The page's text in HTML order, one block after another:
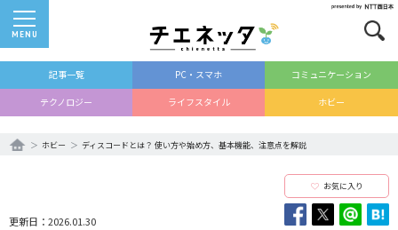
記事一覧 PC・スマホ コミュニケーション
テクノロジー ライフスタイル ホビー
MENU
ホビー ディスコードとは？ 使い方や始め方、基本機能、注意点を解説
更新日：2026.01.30
お気に入り